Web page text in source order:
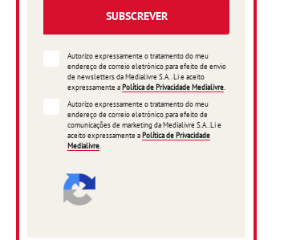
SUBSCREVER
Autorizo expressamente o tratamento do meu
endereço de correio eletrónico para efeito de envio
de newsletters da Medialivre S.A.. Li e aceito
expressamente aPolítica de Privacidade Medialivre
Autorizo expressamente o tratamento do meu
endereço de correio eletrónico para efeito de
comunicações de marketing da Medialivre S.A..Li e
aceito expressamente aPolítica de Privacidade
Medialivre